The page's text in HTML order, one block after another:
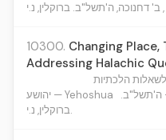
10300. Changing Place,
Addressing Halachic
לשאלות הלכתיות
יהושע — Yehoshua
ה'תשל"ב.
ברוקלין, נ.י.